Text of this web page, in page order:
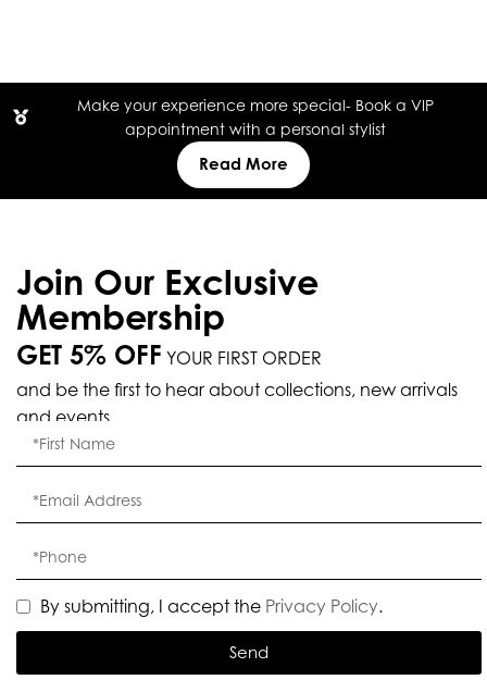
Make your experience more special- Book a VIP
appointment with a personal stylist
Read More
Join Our Exclusive
Membership
GET 5% OFF YOUR FIRST ORDER
and be the first to hear about collections, new arrivals
and events.
By submitting, I accept the Privacy Policy.
Send